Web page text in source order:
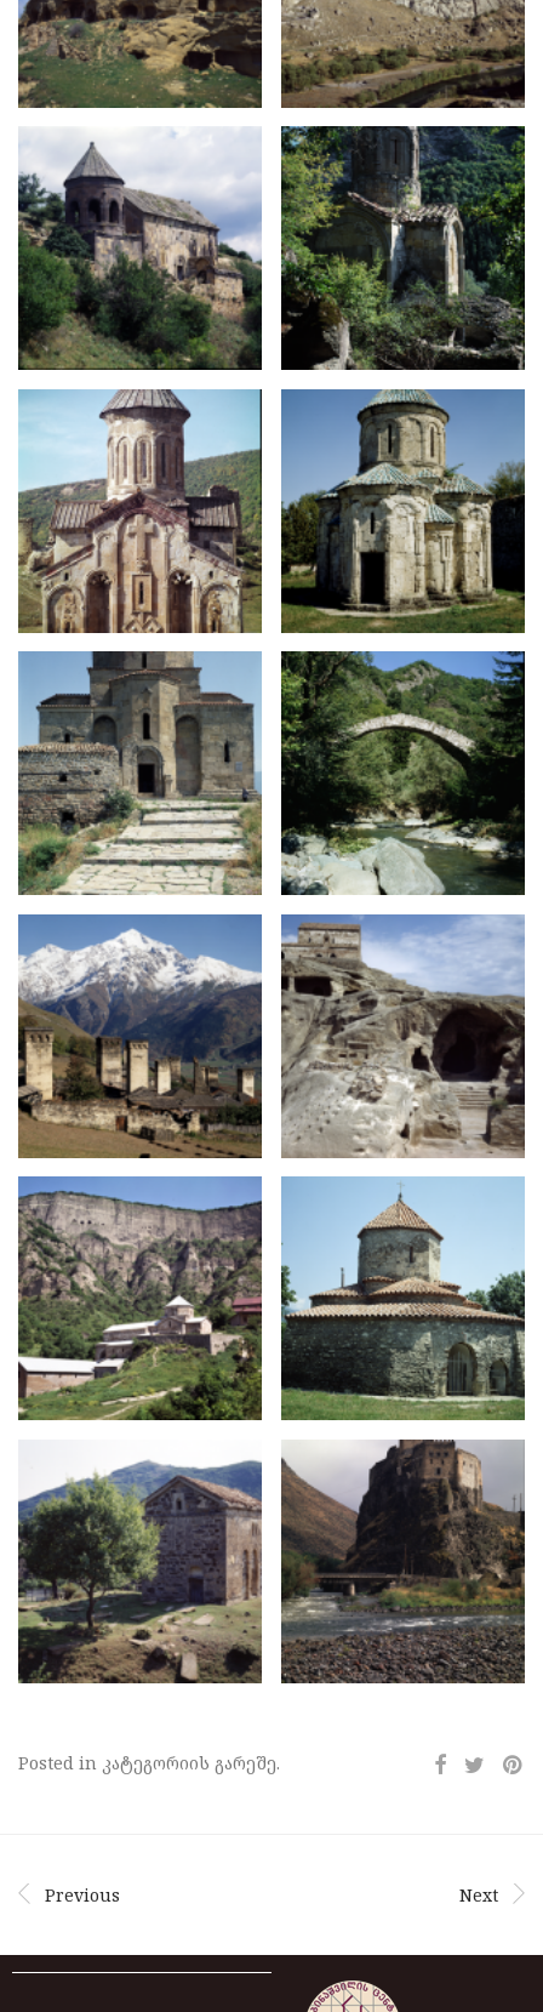
Posted in კატეგორიის გარეშე.
Previous Next